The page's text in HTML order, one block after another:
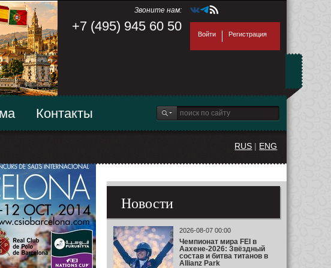
Звоните нам:
+7 (495) 945 60 50
Войти Регистрация
Контакты
RUS | ENG
Новости
2026-08-07 00:00
Чемпионат мира FEI в
Аахене-2026: Звёздный
состав и битва титанов в
Allianz Park